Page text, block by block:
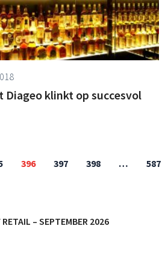
Diageo klinkt op succesvol
396 397 398 … 587
– SEPTEMBER 2026